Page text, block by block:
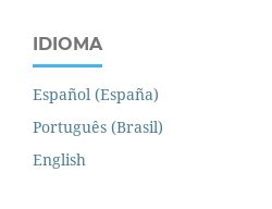
IDIOMA
Español (España)
Português (Brasil)
English